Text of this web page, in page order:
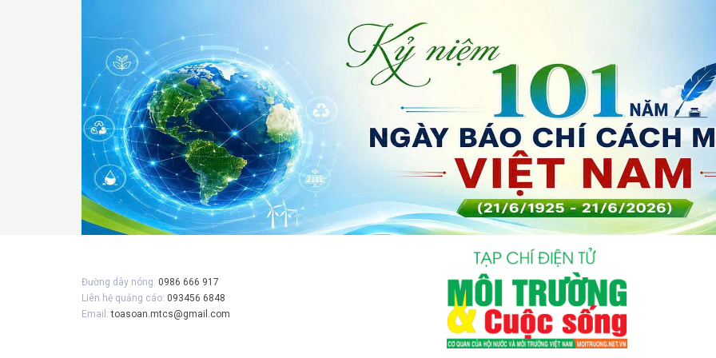
Đường dây nóng: 0986 666 917
Liên hệ quảng cáo: 093456 6848
Email:toasoan.mtcs@gmail.com
Gửi bình luận